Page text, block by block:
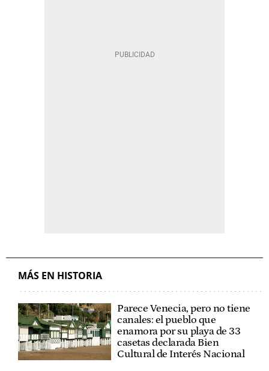
MÁS EN HISTORIA
Parece Venecia, pero no tiene
canales: el pueblo que
enamora por su playa de 33
casetas declarada Bien
Cultural de Interés Nacional